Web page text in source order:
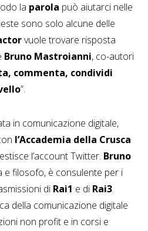
la parola può aiutarci nelle
sono solo alcune delle
vuole trovare risposta
Bruno Mastroianni, co-autori
commenta, condividi
”.
in comunicazione digitale,
l’Accademia della Crusca
l’account Twitter. Bruno
e filosofo, è consulente per i
di Rai1 e di Rai3.
della comunicazione digitale
non profit e in corsi e